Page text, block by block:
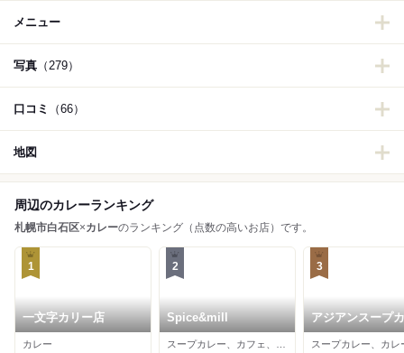
メニュー
写真 （279）
口コミ （66）
地図
周辺のカレーランキング
札幌市白石区×カレーのランキング（点数の高いお店）です。
1
一文字カリー店
カレー
2
Spice&mill
3
アジアンスープ
べす
スープカレー、カレ